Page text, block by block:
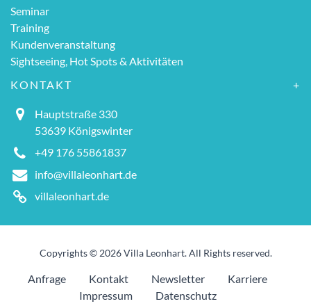
Seminar
Training
Kundenveranstaltung
Sightseeing, Hot Spots & Aktivitäten
KONTAKT
Hauptstraße 330
53639 Königswinter
+49 176 55861837
info@villaleonhart.de
villaleonhart.de
Copyrights © 2026 Villa Leonhart. All Rights reserved.
Anfrage Kontakt Newsletter
Karriere
Impressum
Datenschutz